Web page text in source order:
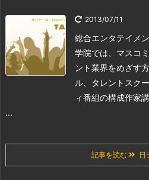
2013/07/11
総合エンタテイメ
学院では、マスコ
ント業界をめざす
ル、タレントスク
ィ番組の構成作家
...
記事を読む 日